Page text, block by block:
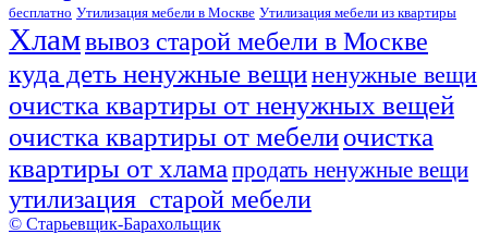
бесплатно Утилизация мебели в Москве Утилизация мебели из квартиры
Хламвывоз старой мебели в Москве
куда деть ненужные вещиненужные вещи
очистка квартиры от ненужных вещей
очистка квартиры от мебелиочистка
квартиры от хлама продать ненужные вещи
утилизация старой мебели
© Старьевщик-Барахольщик